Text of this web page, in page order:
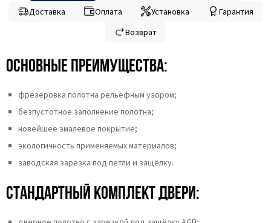
Доставка
Оплата Установка
Гарантия
Возврат
Основные преимущества:
фрезеровка полотна рельефным узором;
безпустотное заполнение полотна;
новейшее эмалевое покрытие;
экологичность применяемых материалов;
заводская зарезка под петли и защёлку.
Стандартный комплект двери: